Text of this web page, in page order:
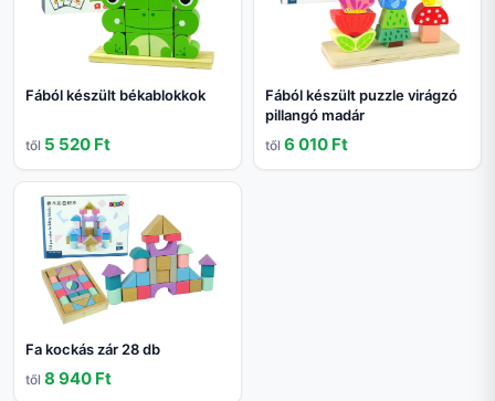
Fából készült békablokkok
től 5 520 Ft
Fából készült puzzle virágzó
pillangó madár
től 6 010 Ft
Fa kockás zár 28 db
től 8 940 Ft